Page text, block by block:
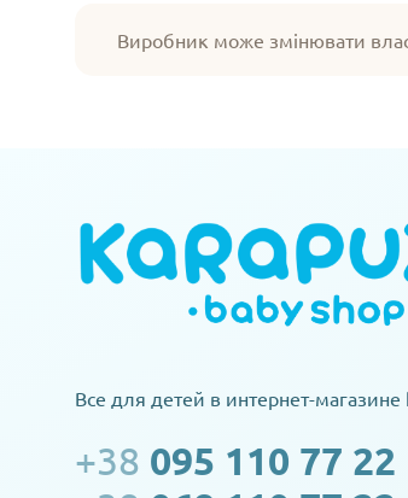
Виробник може змінювати
Все для детей в интернет-магазине
+38 095 110 77 22